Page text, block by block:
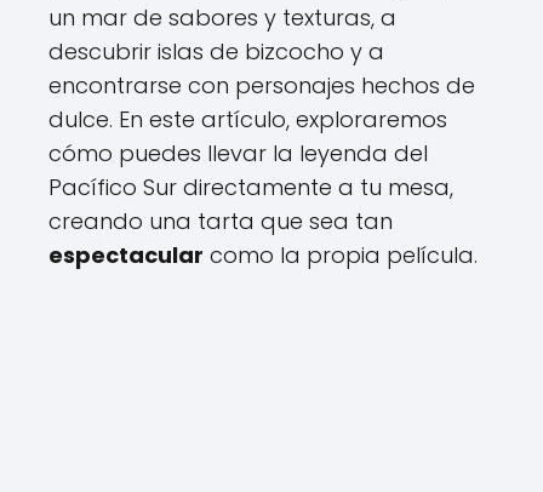
un mar de sabores y texturas, a
descubrir islas de bizcocho y a
encontrarse con personajes hechos de
dulce. En este artículo, exploraremos
cómo puedes llevar la leyenda del
Pacífico Sur directamente a tu mesa,
creando una tarta que sea tan
espectacular como la propia película.